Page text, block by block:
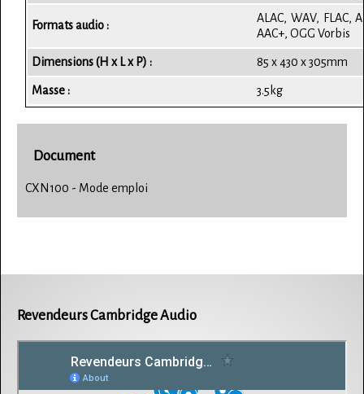
Formats audio :
ALAC, WAV, FLAC,
AAC+, OGG Vorbis​
Dimensions (H x L x P) : 85 x 430 x 305mm
Masse : 3.5kg
Document
CXN100 - Mode emploi
Revendeurs Cambridge Audio